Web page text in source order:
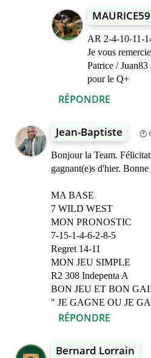
RÉPONDRE
MAURICE59
AR 2-4-10-11-
Je vous
Patrice /
pour le Q+
Jean-Baptiste
Bonjour la Team.
gagnant(e)s d'hier.
MA BASE
7 WILD WEST
MON PRONOSTIC
7-15-1-4-6-2-8-5
Regret 14-11
MON JEU SIMPLE
R2 308 Indepenta A
BON JEU ET BON
" JE GAGNE OU JE
RÉPONDRE
Bernard Lorrain